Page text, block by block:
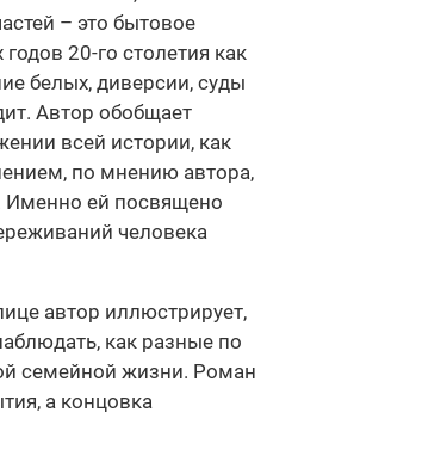
– это бытовое
20-го столетия как
белых, диверсии, суды
Автор обобщает
всей истории, как
по мнению автора,
Именно ей посвящено
человека
автор иллюстрирует,
как разные по
семейной жизни. Роман
а концовка